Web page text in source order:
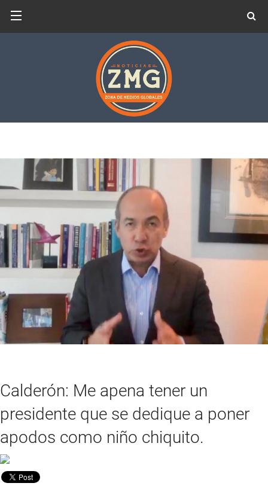
Calderón: Me apena tener un
presidente que se dedique a poner
apodos como niño chiquito.